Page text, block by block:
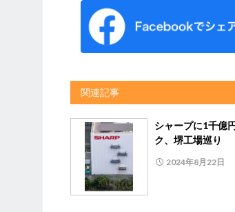
関連記事
シャープに1千億
ク、堺工場巡り
2024年8月22日